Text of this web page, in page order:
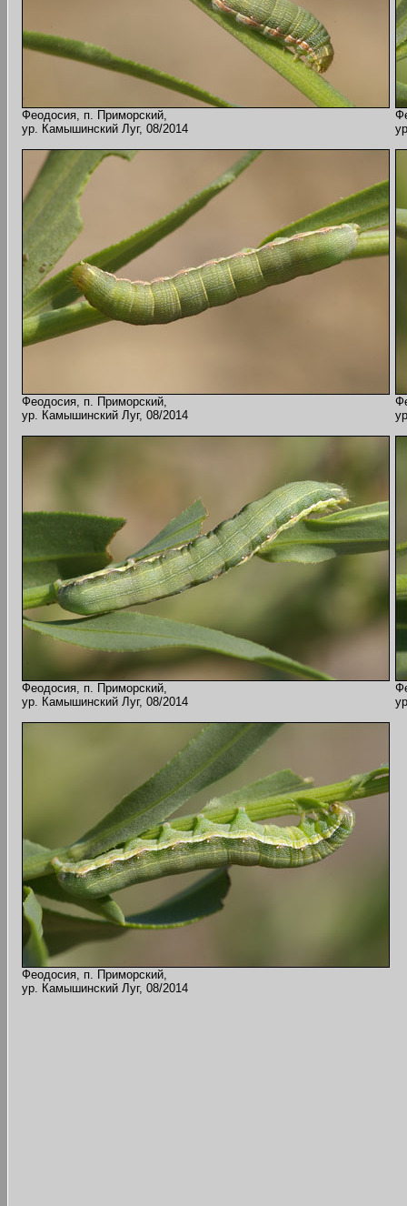
Феодосия, п. Приморский,
ур. Камышинский Луг, 08/2014
Феодосия, п. Приморский,
ур. Камышинский Луг, 08/2014
Феодосия, п. Приморский,
ур. Камышинский Луг, 08/2014
Феодосия, п. Приморский,
ур. Камышинский Луг, 08/2014